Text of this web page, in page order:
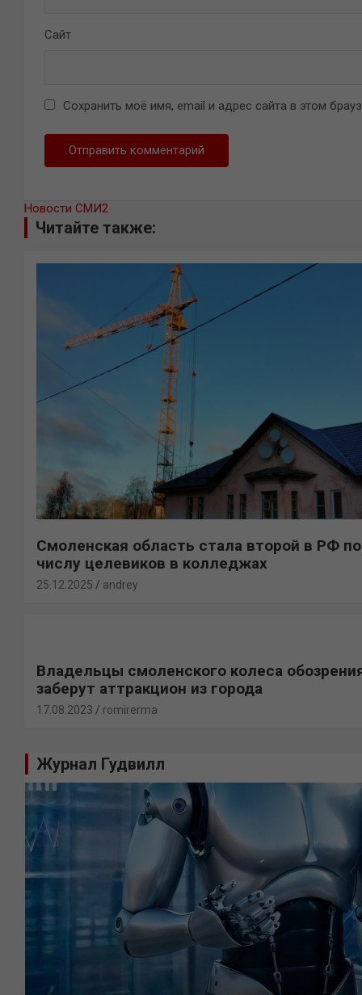
Сайт
Сохранить моё имя, email и адрес сайта в этом
Новости СМИ2
Читайте также:
Смоленская область стала второй в РФ по
числу целевиков в колледжах
25.12.2025 andrey
Владельцы смоленского колеса
заберут аттракцион из города
17.08.2023 romirerma
Журнал Гудвилл